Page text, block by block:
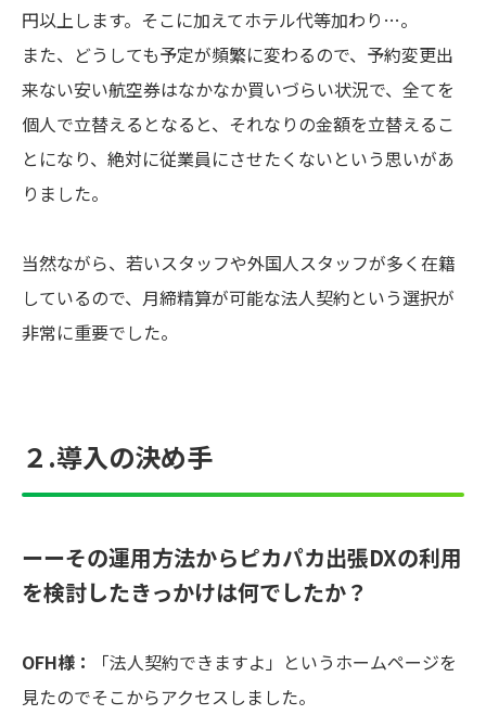
円以上します。そこに加えてホテル代等加わり…。
また、どうしても予定が頻繁に変わるので、予約変更出
来ない安い航空券はなかなか買いづらい状況で、全てを
個人で立替えるとなると、それなりの金額を立替えるこ
とになり、絶対に従業員にさせたくないという思いがあ
りました。
当然ながら、若いスタッフや外国人スタッフが多く在籍
しているので、月締精算が可能な法人契約という選択が
非常に重要でした。
２.導入の決め手
ーーその運用方法からピカパカ出張DXの利用
を検討したきっかけは何でしたか？
OFH様：
「法人契約できますよ」というホームページを
見たのでそこからアクセスしました。